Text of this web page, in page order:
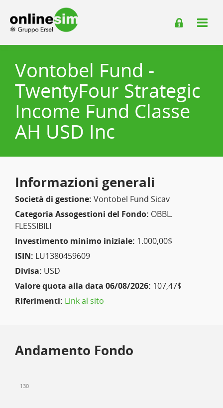
Vontobel Fund -
TwentyFour Strategic
Income Fund Classe
AH USD Inc
Informazioni generali
Società di gestione: Vontobel Fund Sicav
Categoria Assogestioni del Fondo: OBBL.
FLESSIBILI
Investimento minimo iniziale: 1.000,00$
ISIN: LU1380459609
Divisa: USD
Valore quota alla data 06/08/2026: 107,47$
Riferimenti: Link al sito
Andamento Fondo
130